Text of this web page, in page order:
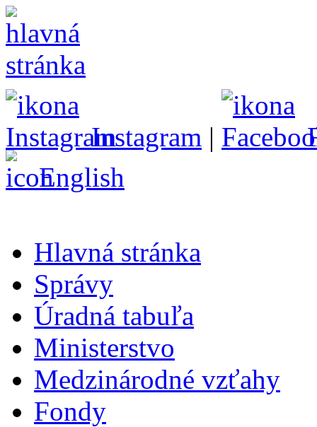
Instagram |
English
Hlavná stránka
Správy
Úradná tabuľa
Ministerstvo
Medzinárodné vzťahy
Fondy